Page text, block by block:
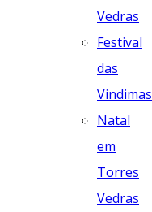
Vedras
Festival
das
Vindimas
Natal
em
Torres
Vedras